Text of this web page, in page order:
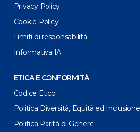
Privacy Policy
Cookie Policy
Limiti di responsabilità
Informativa IA
ETICA E CONFORMITÀ
Codice Etico
Politica Diversità, Equità ed Inclusione
Politica Parità di Genere